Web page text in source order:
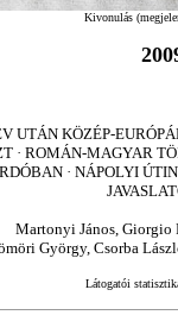
Kivonulás
UTÁN KÖZÉP-
· ROMÁN-MAGYAR
· NÁPOLYI
Martonyi János, Giorgio
György, Csorba
Látogatói